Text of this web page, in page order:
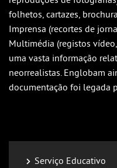
folhetos, cartazes,
Imprensa (recortes de
Multimédia (registos
uma vasta informação
neorrealistas. Englobam
documentação foi legada
Serviço Educativo